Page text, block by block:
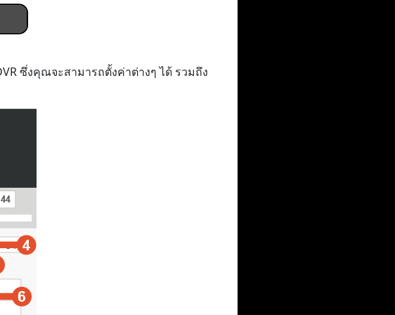
ซึ่งคุณจะสามารถตั้งค่าต่างๆ ได้ รวมถึง